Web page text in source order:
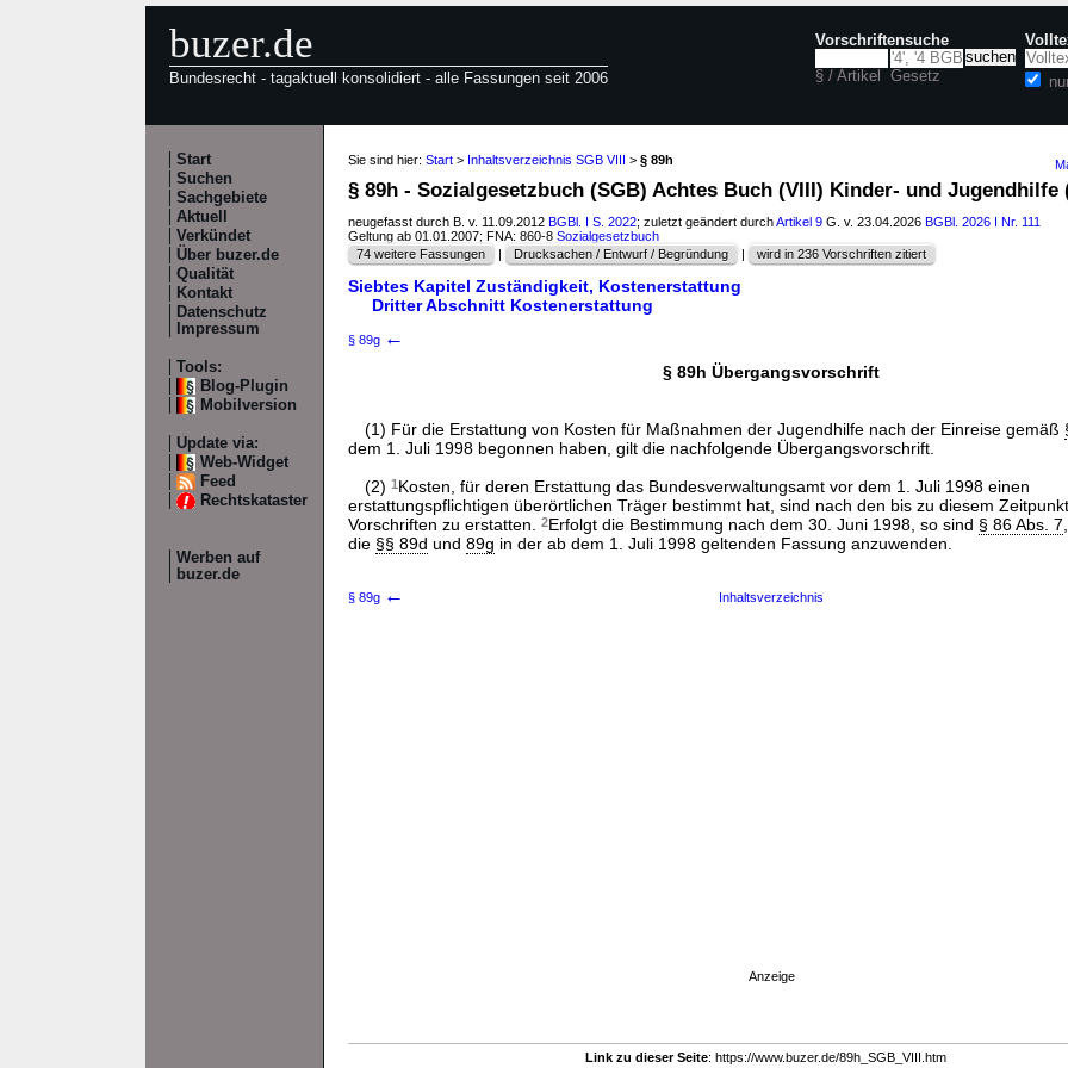
buzer.de
Bundesrecht - tagaktuell konsolidiert - alle Fassungen seit 2006
Vorschriftensuche
§ / Artikel Gesetz
Start
Suchen
Sachgebiete
Aktuell
Verkündet
Über buzer.de
Qualität
Kontakt
Datenschutz
Impressum
Tools:
Blog-Plugin
Mobilversion
Update via:
Web-Widget
Feed
Rechtskataster
Werben auf
buzer.de
Sie sind hier: Start > Inhaltsverzeichnis SGB VIII > § 89h
§ 89h - Sozialgesetzbuch (SGB) Achtes Buch (VIII) Kinder- und Jugendhilfe
neugefasst durch B. v. 11.09.2012 BGBl. I S. 2022; zuletzt geändert durchArtikel 9 G. v. 23.04.2026 BGBl. 2026 I Nr. 111
Geltung ab 01.01.2007; FNA: 860-8 Sozialgesetzbuch
74 weitere Fassungen
| Drucksachen / Entwurf / Begründung | wird in 236 Vorschriften zitiert
Siebtes Kapitel Zuständigkeit, Kostenerstattung
Dritter Abschnitt Kostenerstattung
§ 89g ←
§ 89h Übergangsvorschrift
(1) Für die Erstattung von Kosten für Maßnahmen der Jugendhilfe nach der Einreise gemäß
dem 1. Juli 1998 begonnen haben, gilt die nachfolgende Übergangsvorschrift.
(2) 1Kosten, für deren Erstattung das Bundesverwaltungsamt vor dem 1. Juli 1998 einen
erstattungspflichtigen überörtlichen Träger bestimmt hat, sind nach den bis zu diesem
Vorschriften zu erstatten.
2Erfolgt die Bestimmung nach dem 30. Juni 1998, so sind § 86 Abs. 7
die §§ 89d und 89g in der ab dem 1. Juli 1998 geltenden Fassung anzuwenden.
§ 89g ← Inhaltsverzeichnis
Anzeige
Link zu dieser Seite: https://www.buzer.de/89h_SGB_VIII.htm